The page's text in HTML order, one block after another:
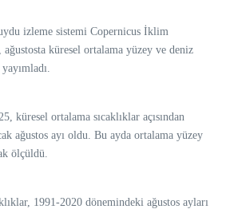
izleme sistemi Copernicus İklim
küresel ortalama yüzey ve deniz
küresel ortalama sıcaklıklar açısından
ağustos ayı oldu. Bu ayda ortalama yüzey
ölçüldü.
1991-2020 dönemindeki ağustos ayları